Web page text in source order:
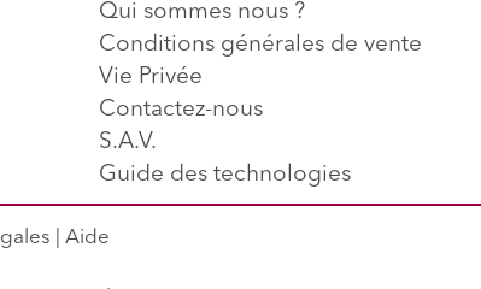
Qui sommes nous ?
Conditions générales de vente
Vie Privée
Contactez-nous
S.A.V.
Guide des technologies
Aide